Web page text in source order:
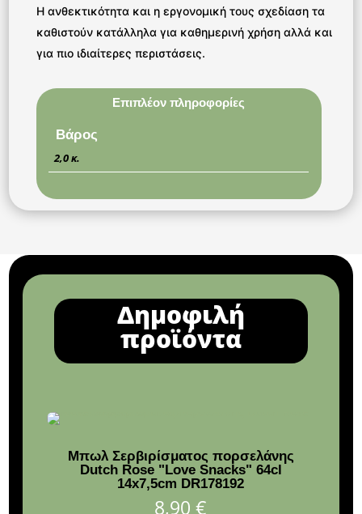
Η ανθεκτικότητα και η εργονομική τους σχεδίαση τα
καθιστούν κατάλληλα για καθημερινή χρήση αλλά και
για πιο ιδιαίτερες περιστάσεις.
Επιπλέον πληροφορίες
Βάρος
2,0 κ.
Δημοφιλή
προϊόντα
Μπωλ Σερβιρίσματος πορσελάνης
Dutch Rose "Love Snacks" 64cl
14x7,5cm DR178192
8,90€